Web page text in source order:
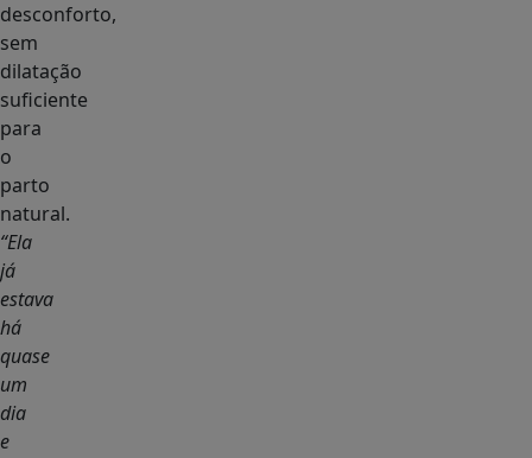
desconforto,
sem
dilatação
suficiente
para
o
parto
natural.
“Ela
já
estava
há
quase
um
dia
e